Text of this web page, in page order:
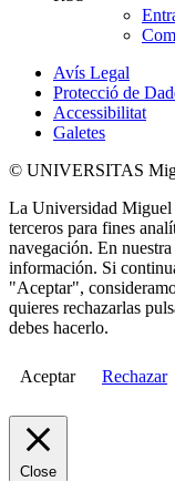
Avís Legal
Protecció de
Accessibilitat
Galetes
© UNIVERSITAS
La Universidad Miguel
terceros para fines
navegación. En nuestra
información. Si
"Aceptar",
quieres rechazarlas
debes hacerlo.
Aceptar Rechazar
Close